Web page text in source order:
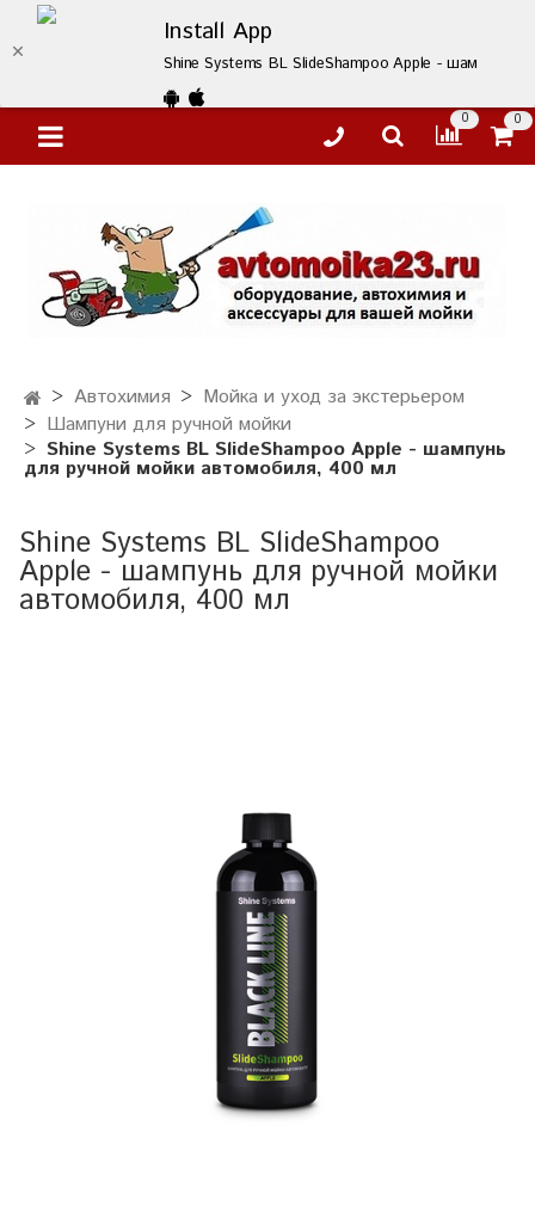
Install App
Shine Systems BL SlideShampoo Apple - шампунь
0 0
Автохимия
Мойка и уход за экстерьером
Шампуни для ручной мойки
Shine Systems BL SlideShampoo Apple - шампунь
для ручной мойки автомобиля, 400 мл
Shine Systems BL SlideShampoo
Apple - шампунь для ручной мойки
автомобиля, 400 мл